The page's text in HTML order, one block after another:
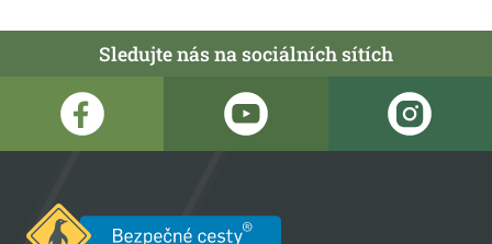
Sledujte nás na sociálních sítích